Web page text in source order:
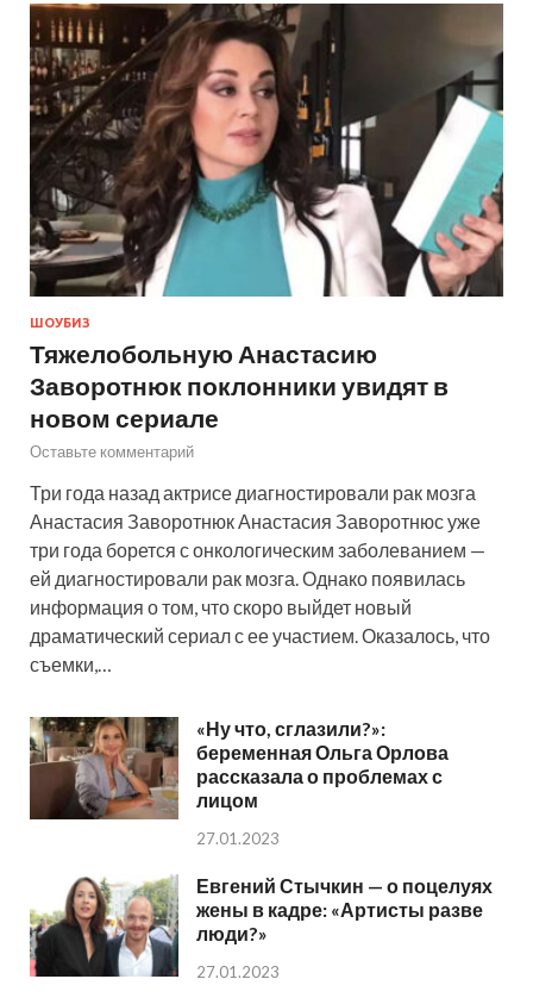
ШОУБИЗ
Тяжелобольную Анастасию
Заворотнюк поклонники увидят в
новом сериале
Оставьте комментарий
Три года назад актрисе диагностировали рак мозга
Анастасия Заворотнюк Анастасия Заворотнюс уже
три года борется с онкологическим заболеванием —
ей диагностировали рак мозга. Однако появилась
информация о том, что скоро выйдет новый
драматический сериал с ее участием. Оказалось, что
съемки,…
«Ну что, сглазили?»:
беременная Ольга Орлова
рассказала о проблемах с
лицом
27.01.2023
Евгений Стычкин — о поцелуях
жены в кадре: «Артисты разве
люди?»
27.01.2023